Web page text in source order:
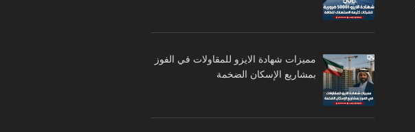
مميزات شهادة الايزو للمقاولات في الفوز
بمشاريع الإسكان الضخمة